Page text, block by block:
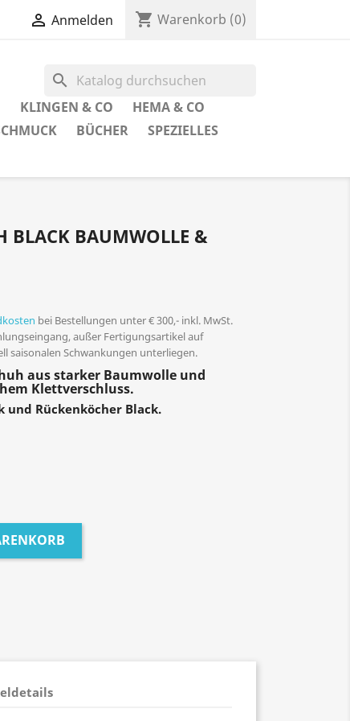
 Anmelden shopping_cart Warenkorb (0)
search
KLINGEN & CO
HEMA & CO
BÜCHER SPEZIELLES
BLACK BAUMWOLLE & L
bei Bestellungen unter € 300,- inkl. MwSt.
außer Fertigungsartikel auf
saisonalen Schwankungen unterliegen.
aus starker Baumwolle und
Klettverschluss.
und Rückenköcher Black.